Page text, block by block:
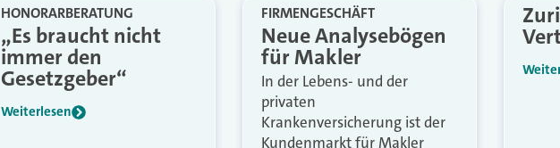
HONORARBERATUNG
„Es braucht nicht
immer den
Gesetzgeber“
Weiterlesen
FIRMENGESCHÄFT
Neue Analysebögen
für Makler
In der Lebens- und der
privaten
Krankenversicherung ist der
Kundenmarkt für Makler